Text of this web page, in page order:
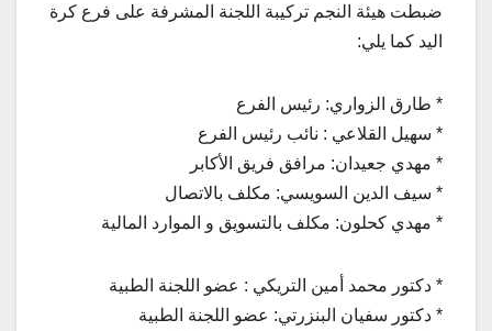
ضبطت هيئة النجم تركيبة اللجنة المشرفة على فرع كرة
اليد كما يلي:
* طارق الزواري: رئيس الفرع
* سهيل القلاعي : نائب رئيس الفرع
* مهدي جعيدان: مرافق فريق الأكابر
* سيف الدين السويسي: مكلف بالاتصال
* مهدي كحلون: مكلف بالتسويق و الموارد المالية
* دكتور محمد أمين التريكي : عضو اللجنة الطبية
* دكتور سفيان البنزرتي: عضو اللجنة الطبية